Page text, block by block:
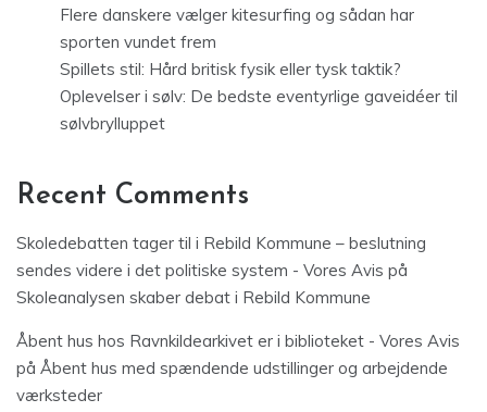
Flere danskere vælger kitesurfing og sådan har
sporten vundet frem
Spillets stil: Hård britisk fysik eller tysk taktik?
Oplevelser i sølv: De bedste eventyrlige gaveidéer til
sølvbrylluppet
Recent Comments
Skoledebatten tager til i Rebild Kommune – beslutning
sendes videre i det politiske system - Vores Avis på
Skoleanalysen skaber debat i Rebild Kommune
Åbent hus hos Ravnkildearkivet er i biblioteket - Vores Avis
på Åbent hus med spændende udstillinger og arbejdende
værksteder